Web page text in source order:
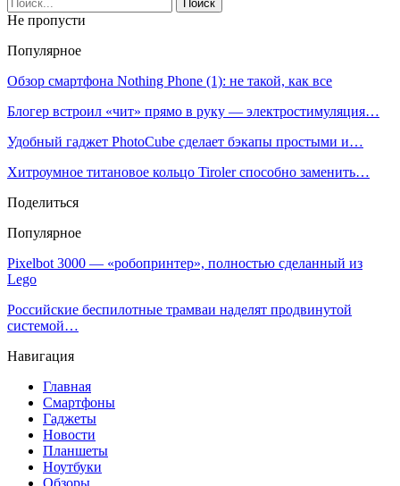
Не пропусти
Популярное
Обзор смартфона Nothing Phone (1): не такой, как все
Блогер встроил «чит» прямо в руку — электростимуляция…
Удобный гаджет PhotoCube сделает бэкапы простыми и…
Хитроумное титановое кольцо Tiroler способно заменить…
Поделиться
Популярное
Pixelbot 3000 — «робопринтер», полностью сделанный из
Lego
Российские беспилотные трамваи наделят продвинутой
системой…
Навигация
Главная
Смартфоны
Гаджеты
Новости
Планшеты
Ноутбуки